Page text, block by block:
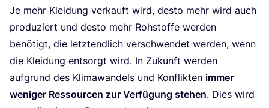
Je mehr Klei­dung ver­kauft wird, des­to mehr wird auch
pro­du­ziert und des­to mehr Roh­stof­fe wer­den
benö­tigt, die letzt­end­lich ver­schwen­det wer­den, wenn
die Klei­dung ent­sorgt wird. In Zukunft wer­den
auf­grund des Kli­ma­wan­dels und Kon­flik­ten immer
weni­ger Res­sour­cen zur Ver­fü­gung ste­hen. Dies wird